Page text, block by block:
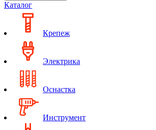
Каталог
Крепеж
Электрика
Оснастка
Инструмент